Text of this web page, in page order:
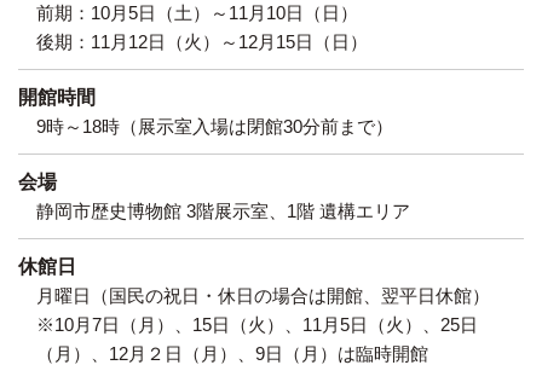
前期：10月5日（土）～11月10日（日）
後期：11月12日（火）～12月15日（日）
開館時間
9時～18時（展示室入場は閉館30分前まで）
会場
静岡市歴史博物館 3階展示室、1階 遺構エリア
休館日
月曜日（国民の祝日・休日の場合は開館、翌平日休館）
※10月7日（月）、15日（火）、11月5日（火）、25日
（月）、12月２日（月）、9日（月）は臨時開館